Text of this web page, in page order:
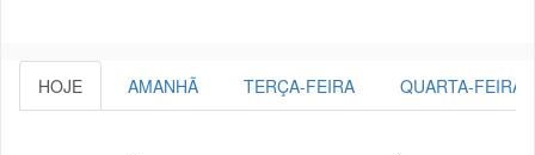
HOJE AMANHÃ TERÇA-FEIRA QUARTA-FEIRA